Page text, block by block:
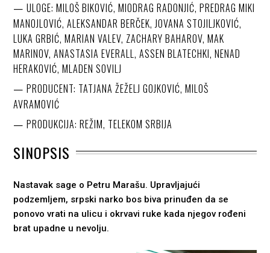
ULOGE: MILOŠ BIKOVIĆ, MIODRAG RADONJIĆ, PREDRAG MIKI
MANOJLOVIĆ, ALEKSANDAR BERČEK, JOVANA STOJILJKOVIĆ,
LUKA GRBIĆ, MARIAN VALEV, ZACHARY BAHAROV, MAK
MARINOV, ANASTASIA EVERALL, ASSEN BLATECHKI, NENAD
HERAKOVIĆ, MLADEN SOVILJ
PRODUCENT: TATJANA ŽEŽELJ GOJKOVIĆ, MILOŠ
AVRAMOVIĆ
PRODUKCIJA: REŽIM, TELEKOM SRBIJA
SINOPSIS
Nastavak sage o Petru Marašu. Upravljajući
podzemljem, srpski narko bos biva prinuđen da se
ponovo vrati na ulicu i okrvavi ruke kada njegov rođeni
brat upadne u nevolju.